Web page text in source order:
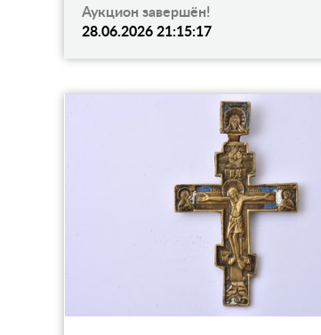
Аукцион завершён!
28.06.2026 21:15:17